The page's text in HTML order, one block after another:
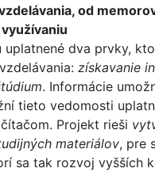
od
dva prvky,
získavanie
. Informácie
tieto vedomosti
Projekt rieši
materiálov, pre
sa tak rozvoj vyšších